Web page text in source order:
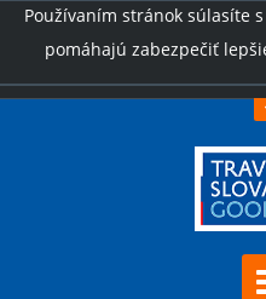
Používaním stránok súlasíte
pomáhajú zabezpečiť
Turčianska galéria